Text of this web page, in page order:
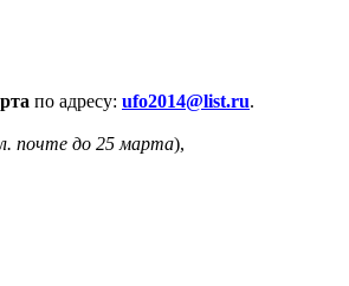
по адресу: ufo2014@list.ru.
почте до 25 марта),